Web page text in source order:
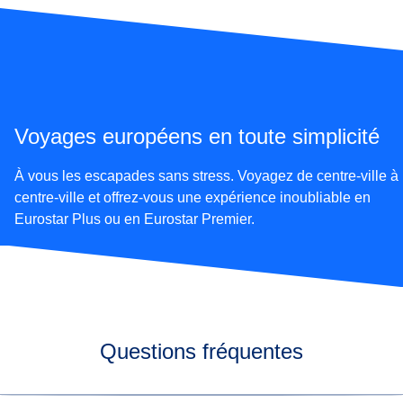
Voyages européens en toute simplicité
À vous les escapades sans stress. Voyagez de centre-ville à
centre-ville et offrez-vous une expérience inoubliable en
Eurostar Plus ou en Eurostar Premier.
Questions fréquentes